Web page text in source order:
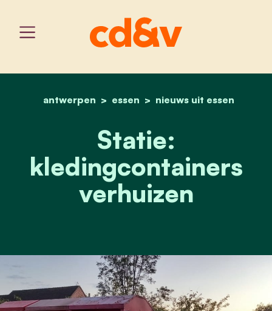
home
antwerpen essen nieuws uit essen
statie: kledingcontainers
Statie:
kledingcontainers
verhuizen